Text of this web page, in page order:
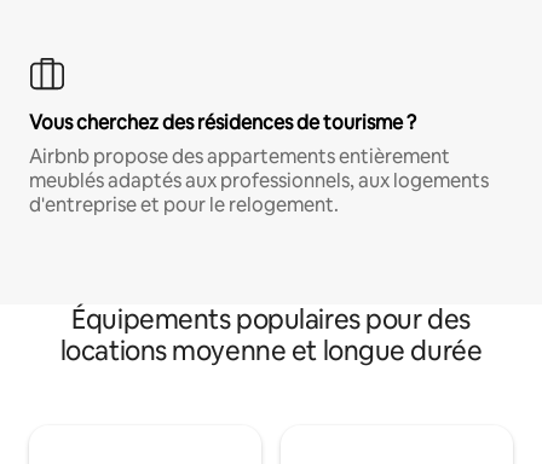
Vous cherchez des résidences de tourisme ?
Airbnb propose des appartements entièrement
meublés adaptés aux professionnels, aux logements
d'entreprise et pour le relogement.
Équipements populaires pour des
locations moyenne et longue durée